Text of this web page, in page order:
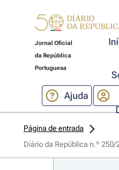
Jornal Oficial
da República
Portuguesa
Ajuda
Página de entrada
Diário da República n.º